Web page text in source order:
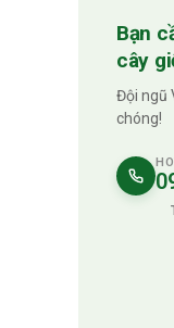
Bạn
cây
Đội ngũ
chóng!